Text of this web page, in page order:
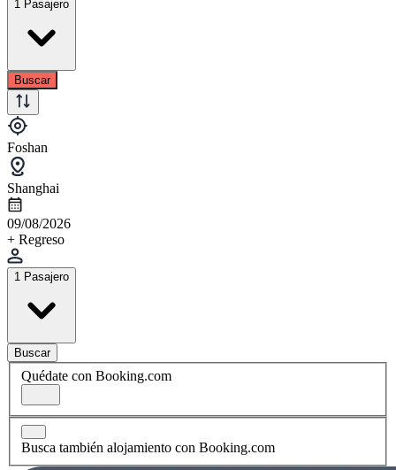
1 Pasajero
Buscar
Foshan
Shanghai
09/08/2026
+ Regreso
1 Pasajero
Buscar
Quédate con Booking.com
Busca también alojamiento con Booking.com